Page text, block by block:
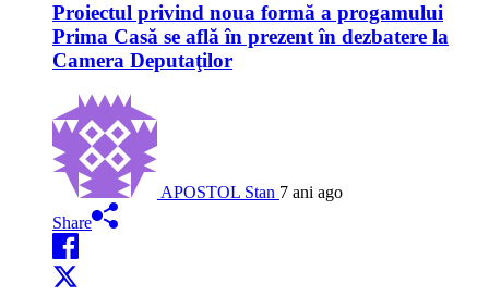
Proiectul privind noua formă a progamului
Prima Casă se află în prezent în dezbatere la
Camera Deputaţilor
APOSTOL Stan 7 ani ago
Share